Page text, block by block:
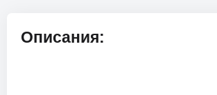
Описания: